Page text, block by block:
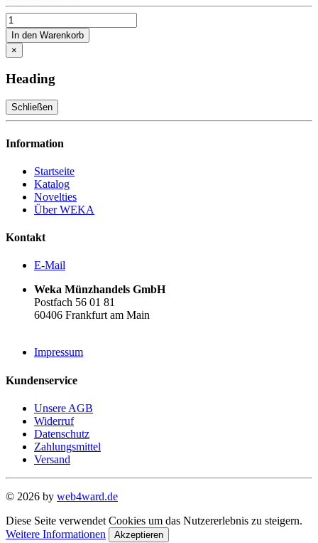
In den Warenkorb
×
Heading
Schließen
Information
Startseite
Katalog
Novelties
Über WEKA
Kontakt
E-Mail
Weka Münzhandels GmbH
Postfach 56 01 81
60406 Frankfurt am Main
Impressum
Kundenservice
Unsere AGB
Widerruf
Datenschutz
Zahlungsmittel
Versand
© 2026 by web4ward.de
Diese Seite verwendet Cookies um das Nutzererlebnis zu steigern.
Weitere Informationen
Akzeptieren